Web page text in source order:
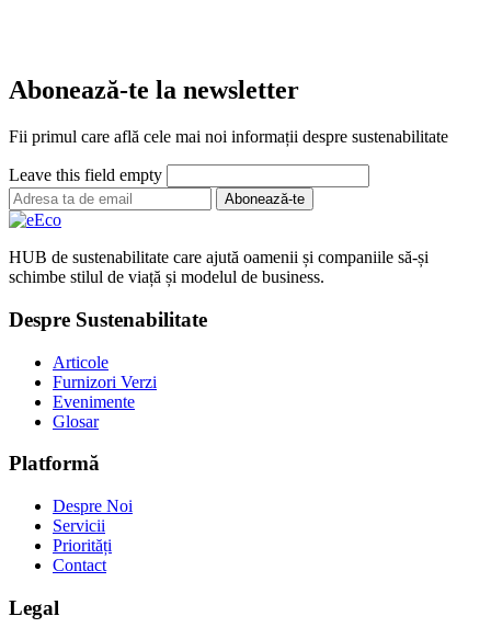
Abonează-te la newsletter
Fii primul care află cele mai noi informații despre sustenabilitate
Leave this field empty
Abonează-te
HUB de sustenabilitate care ajută oamenii și companiile să-și
schimbe stilul de viață și modelul de business.
Despre Sustenabilitate
Articole
Furnizori Verzi
Evenimente
Glosar
Platformă
Despre Noi
Servicii
Priorități
Contact
Legal